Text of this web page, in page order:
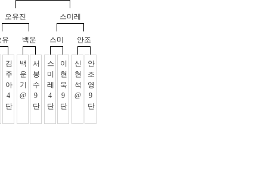
오유진
유
김
주
아
4
단
백운
백
운
기
@
서
봉
수
9
단
스미레
스미
스
미
레
4
단
이
현
욱
9
단
안조
신
현
석
@
안
조
영
9
단